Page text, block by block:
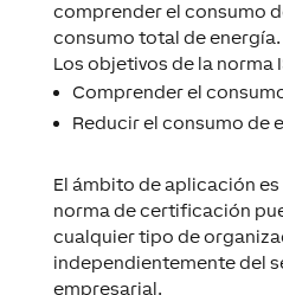
comprender el consumo
consumo total de energía.
Los objetivos de la norma
Comprender el
Reducir el consumo de
El ámbito de aplicación es
norma de certificación
cualquier tipo de
independientemente del
empresarial.